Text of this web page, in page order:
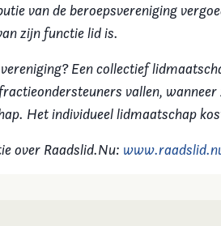
van de beroepsvereniging
zijn functie lid is.
Een collectief
vallen,
Het individueel lidmaatschap
over Raadslid.Nu: